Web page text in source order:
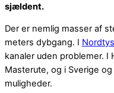
sjældent.
Der er nemlig masser af
meters dybgang. I
kanaler uden problemer. I
Masterute, og i Sverige
muligheder.